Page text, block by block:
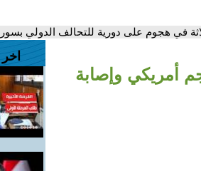
في هجوم على دورية للتحالف الدولي
أمريكي وإصابة
اخر